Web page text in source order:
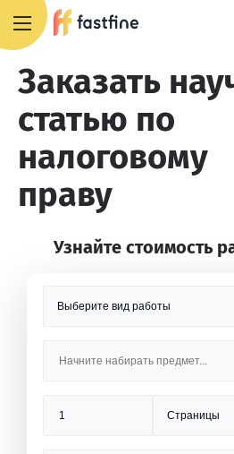
Заказать
статью по
налоговому
праву
Узнайте стоимость